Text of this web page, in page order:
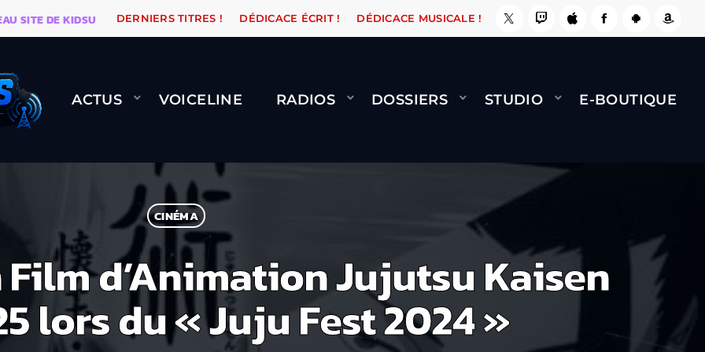
DE KIDSUNE WARÉTRO ORANGE ROAD QUI PASSE, ÇA LE FAIT ! NAMI BERNARD MINET -
DERNIERS TITRES ! DÉDICACE ÉCRIT ! DÉDICACE MUSICALE !
ACTUS VOICELINE RADIOS DOSSIERS STUDIO E-BOUTIQUE
CINÉMA
d’Animation Jujutsu Kaisen
lors du « Juju Fest 2024 »